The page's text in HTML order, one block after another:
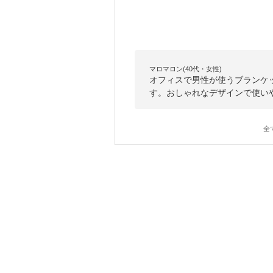
マロマロン(40代・女性)
オフィスで男性が使うブラン
す。おしゃれなデザインで使い
全